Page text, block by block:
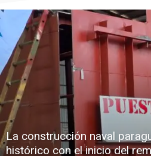
La construcción naval
histórico con el inicio del